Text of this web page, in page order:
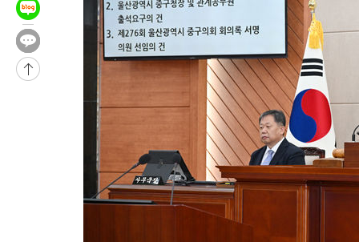
-28064초 전 >
[속보]코스피 매도사이드카 발동…4%대 급락
-27336초 전 >
[속보]전남광주 초대 시민추천 부시장에 백승주·윤난실
-24897초 전 >
서울 열대야 15일째 지속…비공식 '초열대야' 30도 넘어
-23464초 전 >
[속보]코스닥, 2.15포인트(0.27%) 내린 797.44 출발
[속보]코스피, 119.51포인트(1.81%) 내린 6478.75 개장
6월 경상수지 497.3억 달러…두 달 연속 사상 최대
서울 낮 39도 '폭염중대경보'…40도 관측 가능성도
미 워싱턴주 스포캔 시의 통제불능 3개 산불, 방화선 일부 구축
[속보] 호르무즈 해협 이란-오만 협상 기대속 뉴욕증시 혼조 마
[속보] 이란 대통령 "지금 최고지도자와 소통하기가 매우 어려
[속보] "이란-오만, 호르무즈 해협 통행 항로 합의" 이란 외무부 대